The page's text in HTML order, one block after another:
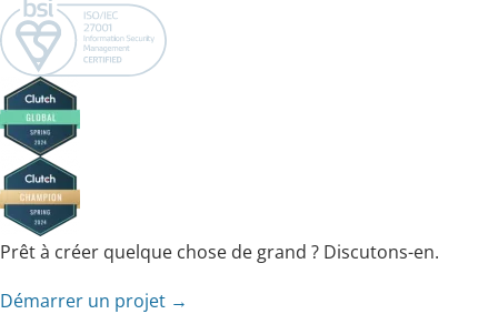
Prêt à créer quelque chose de grand ? Discutons-en.
Démarrer un projet →